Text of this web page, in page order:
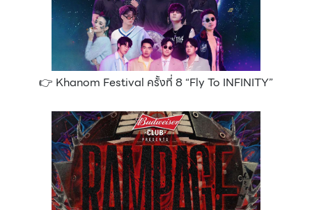
👉 Khanom Festival ครั้งที่ 8 “Fly To INFINITY”